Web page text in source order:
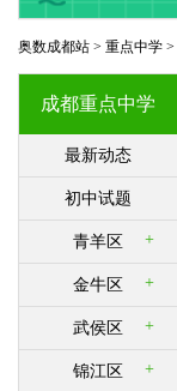
奥数成都站 > 重点中学 >
成都重点中学
最新动态
初中试题
青羊区 +
金牛区 +
武侯区 +
锦江区 +